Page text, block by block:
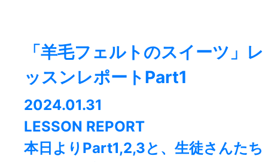
「羊毛フェルトのスイーツ」レ
ッスンレポートPart1
2024.01.31
LESSON REPORT
本日よりPart1,2,3と、生徒さんたち